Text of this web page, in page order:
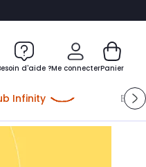
d'aide ?Me connecter
Me connecter
client
Panier
Infinity